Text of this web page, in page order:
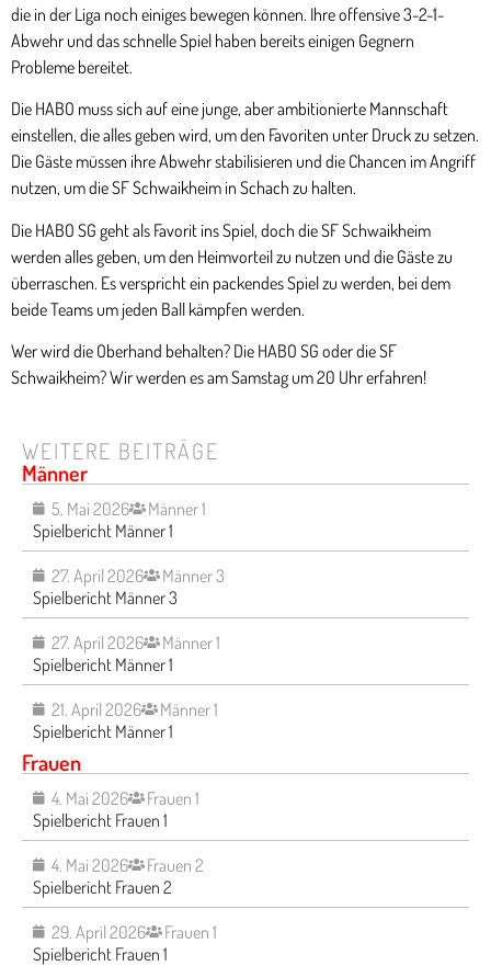
die in der Liga noch einiges bewegen können. Ihre offensive 3-2-1-
Abwehr und das schnelle Spiel haben bereits einigen Gegnern
Probleme bereitet.
Die HABO muss sich auf eine junge, aber ambitionierte Mannschaft
einstellen, die alles geben wird, um den Favoriten unter Druck zu setzen.
Die Gäste müssen ihre Abwehr stabilisieren und die Chancen im Angriff
nutzen, um die SF Schwaikheim in Schach zu halten.
Die HABO SG geht als Favorit ins Spiel, doch die SF Schwaikheim
werden alles geben, um den Heimvorteil zu nutzen und die Gäste zu
überraschen. Es verspricht ein packendes Spiel zu werden, bei dem
beide Teams um jeden Ball kämpfen werden.
Wer wird die Oberhand behalten? Die HABO SG oder die SF
Schwaikheim? Wir werden es am Samstag um 20 Uhr erfahren!
WEITERE BEITRÄGE
Männer
5. Mai 2026
Männer 1
Spielbericht Männer 1
27. April 2026
Männer 3
Spielbericht Männer 3
27. April 2026
Männer 1
Spielbericht Männer 1
21. April 2026
Männer 1
Spielbericht Männer 1
Frauen
4. Mai 2026
Frauen 1
Spielbericht Frauen 1
4. Mai 2026
Frauen 2
Spielbericht Frauen 2
29. April 2026
Frauen 1
Spielbericht Frauen 1